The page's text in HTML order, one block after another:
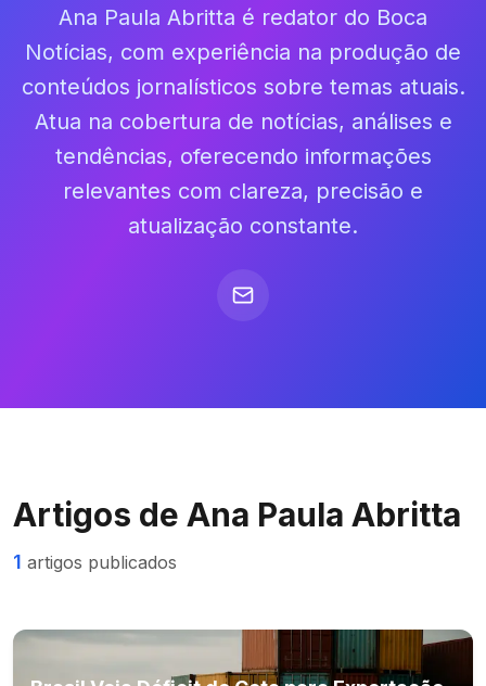
Ana Paula Abritta é redator do Boca
Notícias, com experiência na produção de
conteúdos jornalísticos sobre temas atuais.
Atua na cobertura de notícias, análises e
tendências, oferecendo informações
relevantes com clareza, precisão e
atualização constante.
Artigos de Ana Paula Abritta
1 artigos publicados